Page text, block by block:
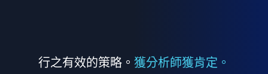
行之有效的策略。 獲分析師獲肯定。